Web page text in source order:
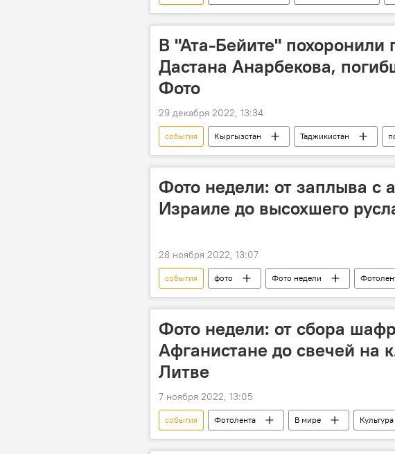
В "Ата-Бейите" похоронили
Дастана Анарбекова,
Фото
29 декабря 2022, 13:34
события Кыргызстан Таджикистан
Дастан Анарбеков
фото
Фото недели: от заплыва с
Израиле до высохшего
28 ноября 2022, 13:07
события фото Фото недели
Фото недели: от сбора
Афганистане до свечей на
Литве
7 ноября 2022, 13:05
события Фотолента В мире Культура